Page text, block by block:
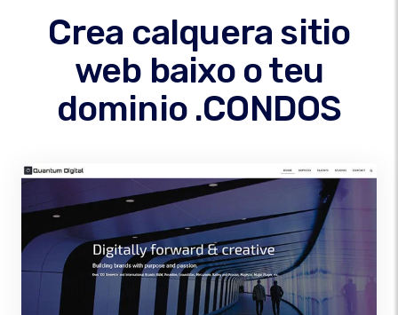
Crea calquera sitio
web baixo o teu
dominio .CONDOS